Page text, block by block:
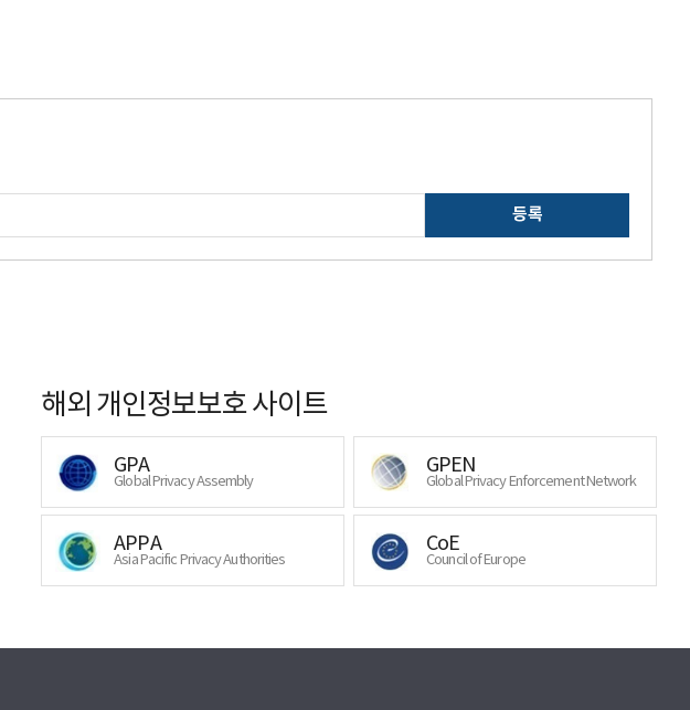
등록
해외 개인정보보호 사이트
GPA
Global Privacy Assembly
GPEN
Global Privacy Enforcement Network
APPA
Asia Pacific Privacy Authorities
CoE
Council of Europe